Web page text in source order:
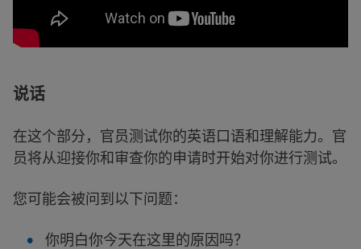
说话
在这个部分，官员测试你的英语口语和理解能力。官
员将从迎接你和审查你的申请时开始对你进行测试。
您可能会被问到以下问题：
你明白你今天在这里的原因吗？